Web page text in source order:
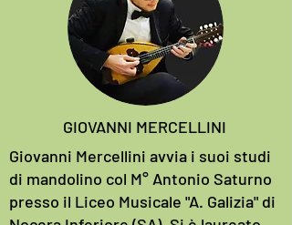
GIOVANNI MERCELLINI
Giovanni Mercellini avvia i suoi studi
di mandolino col M° Antonio Saturno
presso il Liceo Musicale "A. Galizia" di